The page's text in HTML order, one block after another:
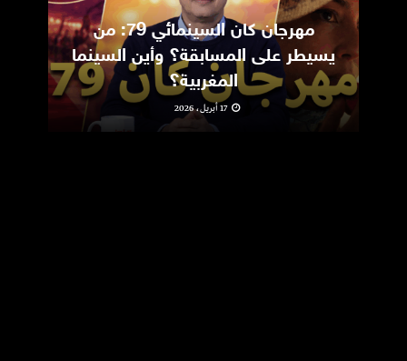
مهرجان كان السينمائي 79: من
يسيطر على المسابقة؟ وأين السينما
المغربية؟
17 أبريل، 2026